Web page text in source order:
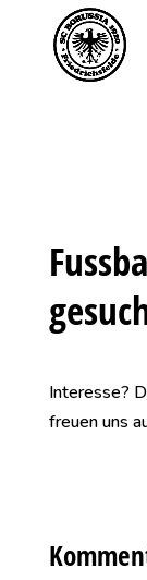
Saisonstart
Kinder
Interesse?
freuen uns